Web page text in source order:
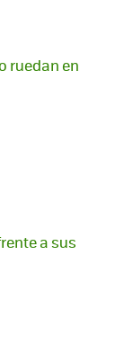
ruedan en
a sus